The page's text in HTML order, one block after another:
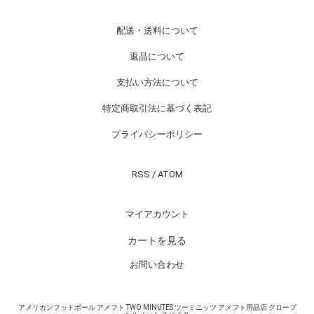
配送・送料について
返品について
支払い方法について
特定商取引法に基づく表記
プライバシーポリシー
RSS / ATOM
マイアカウント
カートを見る
お問い合わせ
アメリカンフットボール アメフト TWO MINUTES ツーミニッツ アメフト用品店 グローブ